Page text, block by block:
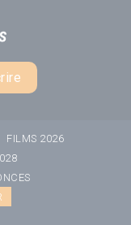
FILMS 2026